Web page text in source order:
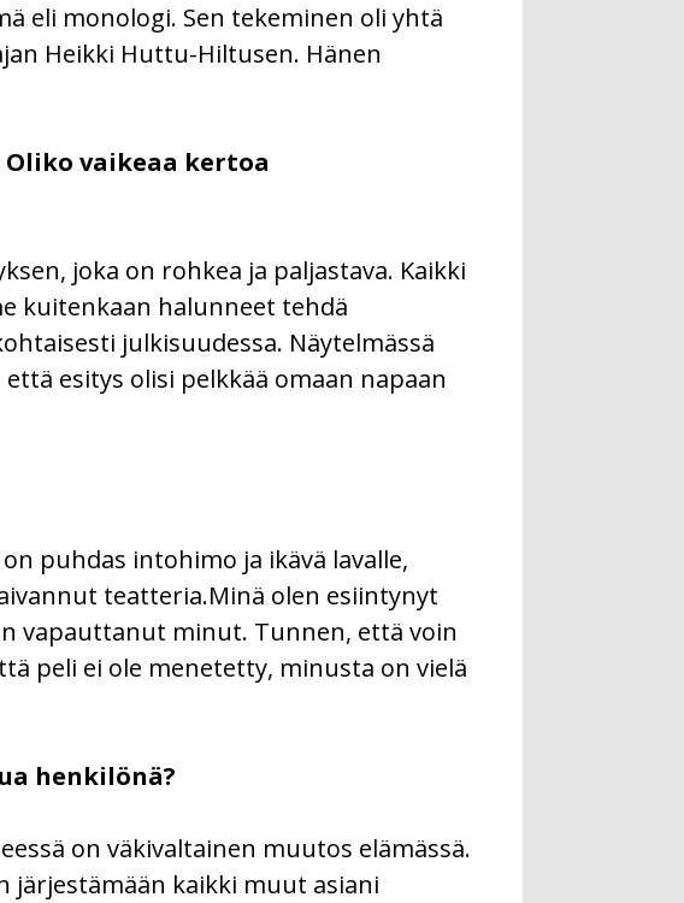
eli monologi. Sen tekeminen oli yhtä
Heikki Huttu-Hiltusen. Hänen
vaikeaa kertoa
joka on rohkea ja paljastava. Kaikki
kuitenkaan halunneet tehdä
julkisuudessa. Näytelmässä
esitys olisi pelkkää omaan napaan
puhdas intohimo ja ikävä lavalle,
teatteria.Minä olen esiintynyt
vapauttanut minut. Tunnen, että voin
peli ei ole menetetty, minusta on vielä
henkilönä?
on väkivaltainen muutos elämässä.
kaikki muut asiani